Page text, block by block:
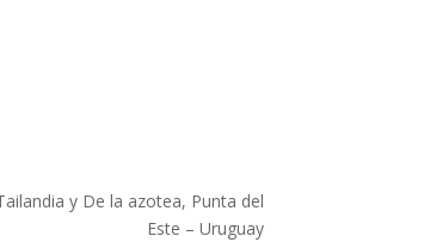
y De la azotea, Punta del
Este – Uruguay